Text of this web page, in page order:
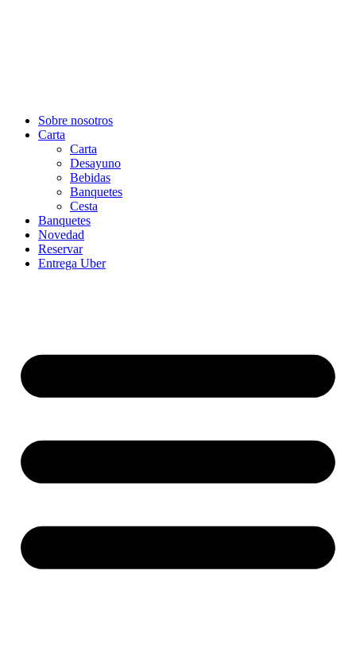
Sobre nosotros
Carta
Carta
Desayuno
Bebidas
Banquetes
Cesta
Banquetes
Novedad
Reservar
Entrega Uber